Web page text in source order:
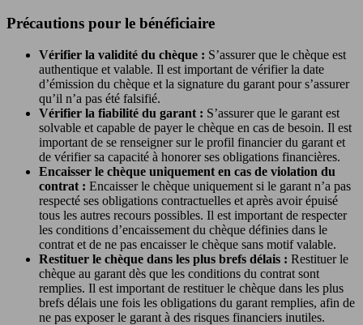
Précautions pour le bénéficiaire
Vérifier la validité du chèque : S’assurer que le chèque est
authentique et valable. Il est important de vérifier la date
d’émission du chèque et la signature du garant pour s’assurer
qu’il n’a pas été falsifié.
Vérifier la fiabilité du garant : S’assurer que le garant est
solvable et capable de payer le chèque en cas de besoin. Il est
important de se renseigner sur le profil financier du garant et
de vérifier sa capacité à honorer ses obligations financières.
Encaisser le chèque uniquement en cas de violation du
contrat : Encaisser le chèque uniquement si le garant n’a pas
respecté ses obligations contractuelles et après avoir épuisé
tous les autres recours possibles. Il est important de respecter
les conditions d’encaissement du chèque définies dans le
contrat et de ne pas encaisser le chèque sans motif valable.
Restituer le chèque dans les plus brefs délais : Restituer le
chèque au garant dès que les conditions du contrat sont
remplies. Il est important de restituer le chèque dans les plus
brefs délais une fois les obligations du garant remplies, afin de
ne pas exposer le garant à des risques financiers inutiles.